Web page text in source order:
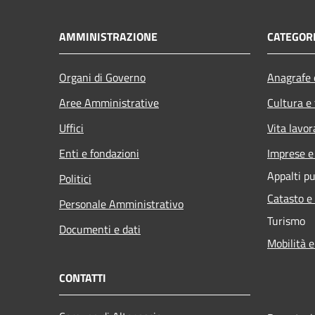
AMMINISTRAZIONE
Organi di Governo
Aree Amministrative
Uffici
Enti e fondazioni
Politici
Personale Amministrativo
Documenti e dati
Cultura
Vita
Imprese
Appalti
Catasto
Turismo
Mobilità
CONTATTI